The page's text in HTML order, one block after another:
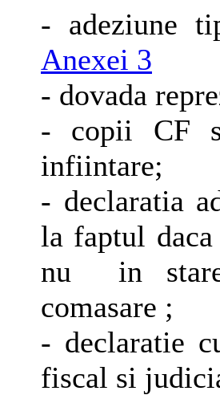
- adeziune
Anexei 3
- dovada
- copii CF
infiintare;
- declaratia
la faptul daca
nu in stare
comasare ;
- declaratie
fiscal si